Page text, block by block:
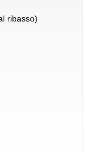
ribasso)